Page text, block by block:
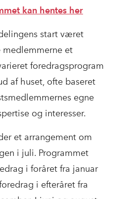
kan hentes her
start været
et
foredragsprogram
af huset, ofte baseret
egne
og interesser.
et arrangement om
i juli. Programmet
i foråret fra januar
i efteråret fra